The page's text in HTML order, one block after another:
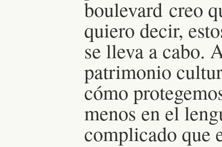
boulevard creo
quiero decir,
se lleva a cabo.
patrimonio
cómo
menos en el
complicado que